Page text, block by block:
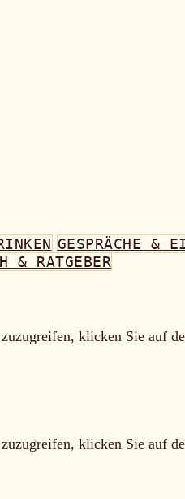
GESPRÄCHE &
& RATGEBER
klicken Sie auf
klicken Sie auf